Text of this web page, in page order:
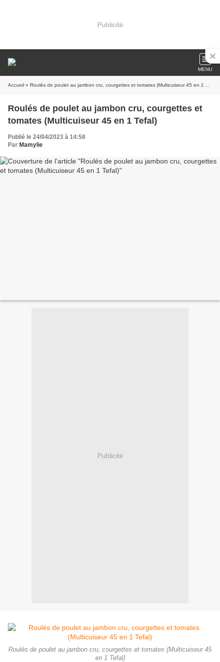
Publicité
MENU
Accueil » Roulés de poulet au jambon cru, courgettes et tomates (Multicuiseur 45 en 1 Tefal)
Roulés de poulet au jambon cru, courgettes et
tomates (Multicuiseur 45 en 1 Tefal)
Publié le 24/04/2023 à 14:58
Par Mamylie
Publicité
Roulés de poulet au jambon cru, courgettes et tomates (Multicuiseur 45
en 1 Tefal)